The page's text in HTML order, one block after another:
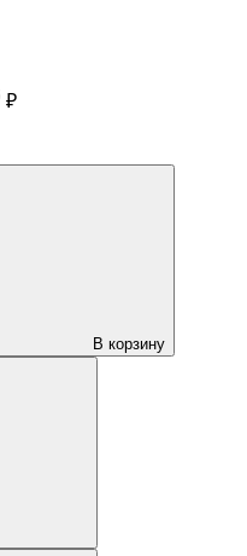
₽
В корзину